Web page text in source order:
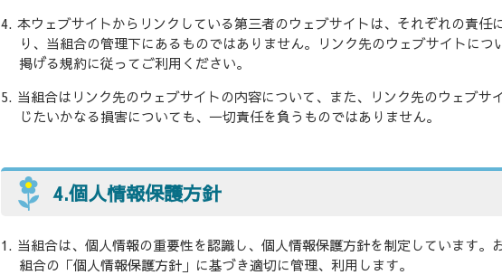
本ウェブサイトからリンクしている第三者のウェブサイトは、それぞれの責任
り、当組合の管理下にあるものではありません。リンク先のウェブサイトにつ
掲げる規約に従ってご利用ください。
当組合はリンク先のウェブサイトの内容について、また、リンク先のウェブサ
じたいかなる損害についても、一切責任を負うものではありません。
4.個人情報保護方針
当組合は、個人情報の重要性を認識し、個人情報保護方針を制定しています。
組合の「個人情報保護方針」に基づき適切に管理、利用します。